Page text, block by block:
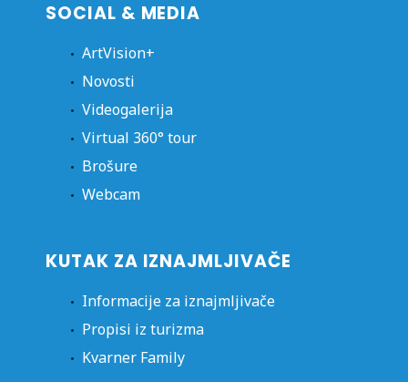
SOCIAL & MEDIA
ArtVision+
Novosti
Videogalerija
Virtual 360° tour
Brošure
Webcam
KUTAK ZA IZNAJMLJIVAČE
Informacije za iznajmljivače
Propisi iz turizma
Kvarner Family